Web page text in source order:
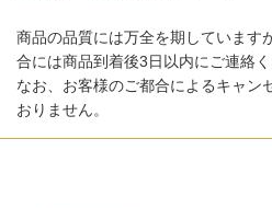
商品の品質には万全を期しています
合には商品到着後3日以内にご連絡く
なお、お客様のご都合によるキャン
おりません。